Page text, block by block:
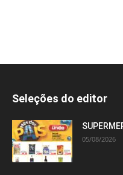
Seleções do editor
05/08/2026